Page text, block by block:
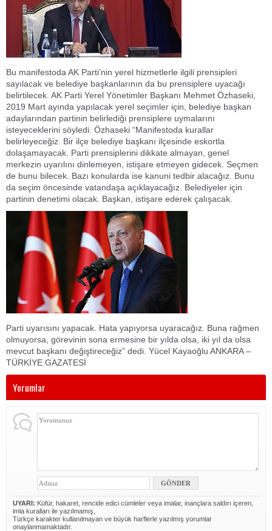
Bu manifestoda AK Parti’nin yerel hizmetlerle ilgili prensipleri
sayılacak ve belediye başkanlarının da bu prensiplere uyacağı
belirtilecek. AK Parti Yerel Yönetimler Başkanı Mehmet Özhaseki,
2019 Mart ayında yapılacak yerel seçimler için, belediye başkan
adaylarından partinin belirlediği prensiplere uymalarını
isteyeceklerini söyledi. Özhaseki “Manifestoda kurallar
belirleyeceğiz. Bir ilçe belediye başkanı ilçesinde eskortla
dolaşamayacak. Parti prensiplerini dikkate almayan, genel
merkezin uyarılını dinlemeyen, istişare etmeyen gidecek. Seçmen
de bunu bilecek. Bazı konularda ise kanuni tedbir alacağız. Bunu
da seçim öncesinde vatandaşa açıklayacağız. Belediyeler için
partinin denetimi olacak. Başkan, istişare ederek çalışacak.
Parti uyarısını yapacak. Hata yapıyorsa uyaracağız. Buna rağmen
olmuyorsa, görevinin sona ermesine bir yılda olsa, iki yıl da olsa
mevcut başkanı değiştireceğiz” dedi. Yücel Kayaoğlu ANKARA –
TÜRKİYE GAZATESİ
Yorumlar
UYARI: Küfür, hakaret, rencide edici cümleler veya imalar, inançlara saldırı içeren,
imla kuralları ile yazılmamış,
Türkçe karakter kullanılmayan ve büyük harflerle yazılmış yorumlar
onaylanmamaktadır.